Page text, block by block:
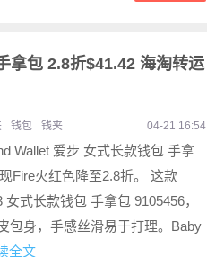
拿包 2.8折$41.42 海淘转运
钱包 钱夹 04-21 16:54
Wallet 爱步 女式长款钱包 手拿
Fire火红色降至2.8折。 这款
式长款钱包 手拿包 9105456，
包身，手感丝滑易于打理。Baby
全文